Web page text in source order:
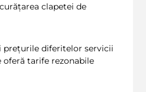
clapetei de
prețurile diferitelor servicii
oferă tarife rezonabile